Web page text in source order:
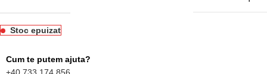
Stoc epuizat
Cum te putem ajuta?
+40 733 174 856